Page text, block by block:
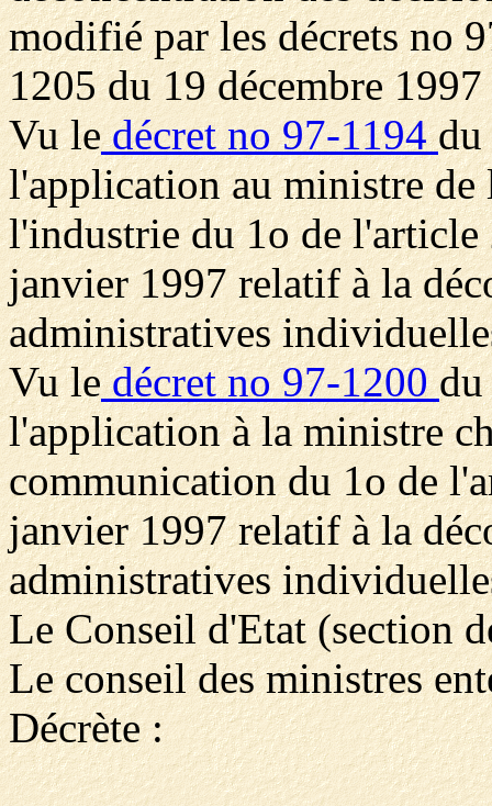
modifié par les décrets no
1205 du 19 décembre
Vu ledécret no 97-1194du
l'application au ministre de
l'industrie du 1o de l'article
janvier 1997 relatif à la
administratives
Vu ledécret no 97-1200
l'application à la ministre
communication du 1o de
janvier 1997 relatif à la
administratives
Le Conseil d'Etat (section
Le conseil des ministres
Décrète :